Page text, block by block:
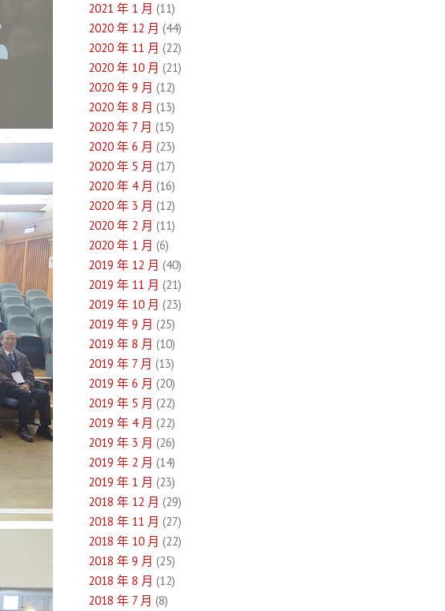
2021 年 1 月 (11)
2020 年 12 月 (44)
2020 年 11 月 (22)
2020 年 10 月 (21)
2020 年 9 月 (12)
2020 年 8 月 (13)
2020 年 7 月 (15)
2020 年 6 月 (23)
2020 年 5 月 (17)
2020 年 4 月 (16)
2020 年 3 月 (12)
2020 年 2 月 (11)
2020 年 1 月 (6)
2019 年 12 月 (40)
2019 年 11 月 (21)
2019 年 10 月 (23)
2019 年 9 月 (25)
2019 年 8 月 (10)
2019 年 7 月 (13)
2019 年 6 月 (20)
2019 年 5 月 (22)
2019 年 4 月 (22)
2019 年 3 月 (26)
2019 年 2 月 (14)
2019 年 1 月 (23)
2018 年 12 月 (29)
2018 年 11 月 (27)
2018 年 10 月 (22)
2018 年 9 月 (25)
2018 年 8 月 (12)
2018 年 7 月 (8)